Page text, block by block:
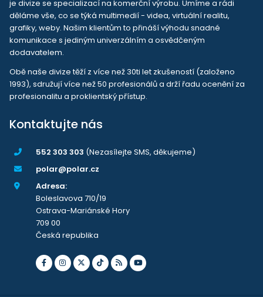
je divize se specializací na komerční výrobu. Umíme a rádi
děláme vše, co se týká multimedií - videa, virtuální realitu,
grafiky, weby. Našim klientům to přináší výhodu snadné
komunikace s jediným univerzálním a osvědčeným
dodavatelem.
Obě naše divize těží z více než 30ti let zkušeností (založeno
1993), sdružují více než 50 profesionálů a drží řadu ocenění za
profesionalitu a proklientský přístup.
Kontaktujte nás
552 303 303 (Nezasílejte SMS, děkujeme)
polar@polar.cz
Adresa:
Boleslavova 710/19
Ostrava-Mariánské Hory
709 00
Česká republika